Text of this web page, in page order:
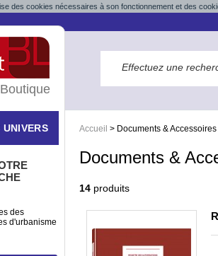
des cookies nécessaires à son fonctionnement et des
Accueil > Documents & Accessoires
Documents &
14 produits
des
d'urbanisme